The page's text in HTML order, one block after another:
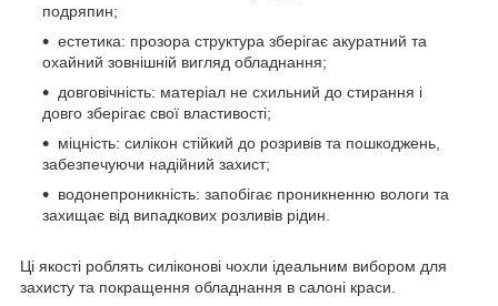
подряпин;
естетика: прозора структура зберігає акуратний та
охайний зовнішній вигляд обладнання;
довговічність: матеріал не схильний до стирання і
довго зберігає свої властивості;
міцність: силікон стійкий до розривів та пошкоджень,
забезпечуючи надійний захист;
водонепроникність: запобігає проникненню вологи та
захищає від випадкових розливів рідин.
Ці якості роблять силіконові чохли ідеальним вибором для
захисту та покращення обладнання в салоні краси.